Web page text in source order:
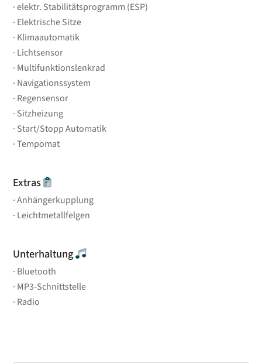
elektr. Stabilitätsprogramm (ESP)
Elektrische Sitze
Klimaautomatik
Lichtsensor
Multifunktionslenkrad
Navigationssystem
Regensensor
Sitzheizung
Start/Stopp Automatik
Tempomat
Extras
Anhängerkupplung
Leichtmetallfelgen
Unterhaltung
Bluetooth
MP3-Schnittstelle
Radio